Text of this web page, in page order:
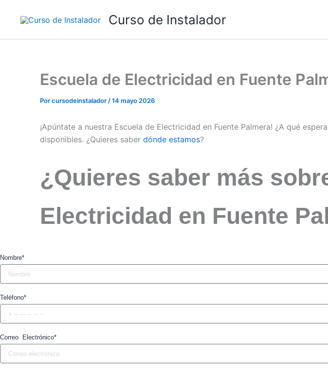
Curso de Instalador
Escuela de Electricidad en Fuente
Porcursodeinstalador /14 mayo 2026
¡Apúntate a nuestra Escuela de Electricidad en Fuente Palmera! ¿A qué
disponibles. ¿Quieres saber dónde estamos?
¿Quieres saber más
Electricidad en Fuente
Nombre*
Teléfono*
Correo Electrónico*